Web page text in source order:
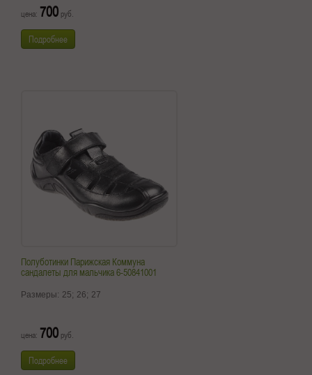
цена: 700 руб.
Подробнее
Полуботинки Парижская Коммуна
сандалеты для мальчика 6-50841001
Размеры: 25; 26; 27
цена: 700 руб.
Подробнее